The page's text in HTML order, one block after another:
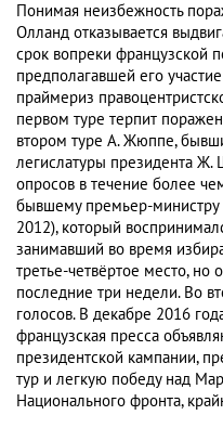
Понимая неизбежность
Олланд отказывается
срок вопреки французской
предполагавшей его
праймериз
первом туре терпит
втором туре А. Жюппе,
легислатуры президента Ж.
опросов в течение более
бывшему премьер-министру
2012), который
занимавший во время
третье-четвёртое место,
последние три недели. Во
голосов. В декабре 2016
французская пресса
президентской кампании,
тур и легкую победу над
Национального фронта,